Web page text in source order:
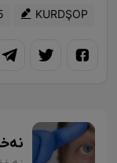
KURDŞOP